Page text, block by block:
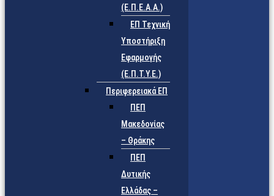
(Ε.Π.Ε.Α.Α.)
ΕΠ Τεχνική
Υποστήριξη
Εφαρμογής
(Ε.Π.Τ.Υ.Ε.)
Περιφερειακά ΕΠ
ΠΕΠ
Μακεδονίας
– Θράκης
ΠΕΠ
Δυτικής
Ελλάδας –